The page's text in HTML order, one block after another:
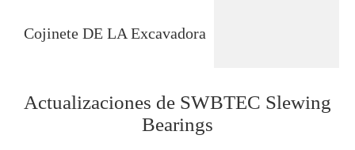
Cojinete DE LA Excavadora
Actualizaciones de SWBTEC Slewing
Bearings